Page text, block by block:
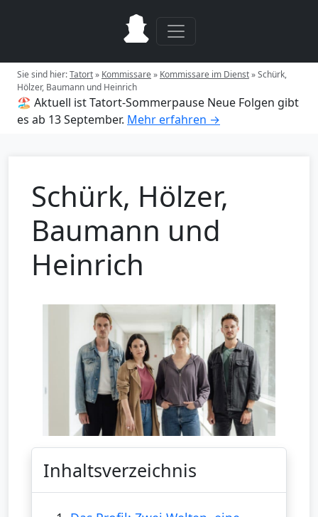
Sie sind hier:Tatort» Kommissare» Kommissare im Dienst»Schürk,
Hölzer, Baumann und Heinrich
🏖️ Aktuell ist Tatort-Sommerpause Neue Folgen gibt
es ab 13 September. Mehr erfahren →
Schürk, Hölzer,
Baumann und
Heinrich
Inhaltsverzeichnis